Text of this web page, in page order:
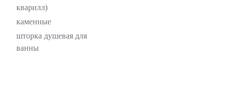
кварилл)
каменные
шторка душевая для
ванны